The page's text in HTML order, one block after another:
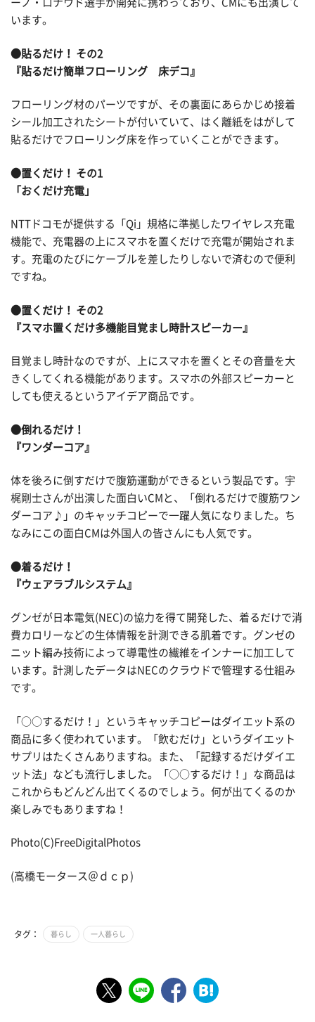
ーノ・ロナウド選手が開発に携わっており、CMにも出演して
います。
●貼るだけ！ その2
『貼るだけ簡単フローリング 床デコ』
フローリング材のパーツですが、その裏面にあらかじめ接着
シール加工されたシートが付いていて、はく離紙をはがして
貼るだけでフローリング床を作っていくことができます。
●置くだけ！ その1
「おくだけ充電」
NTTドコモが提供する「Qi」規格に準拠したワイヤレス充電
機能で、充電器の上にスマホを置くだけで充電が開始されま
す。充電のたびにケーブルを差したりしないで済むので便利
ですね。
●置くだけ！ その2
『スマホ置くだけ多機能目覚まし時計スピーカー』
目覚まし時計なのですが、上にスマホを置くとその音量を大
きくしてくれる機能があります。スマホの外部スピーカーと
しても使えるというアイデア商品です。
●倒れるだけ！
『ワンダーコア』
体を後ろに倒すだけで腹筋運動ができるという製品です。宇
梶剛士さんが出演した面白いCMと、「倒れるだけで腹筋ワン
ダーコア♪」のキャッチコピーで一躍人気になりました。ち
なみにこの面白CMは外国人の皆さんにも人気です。
●着るだけ！
『ウェアラブルシステム』
グンゼが日本電気(NEC)の協力を得て開発した、着るだけで消
費カロリーなどの生体情報を計測できる肌着です。グンゼの
ニット編み技術によって導電性の繊維をインナーに加工して
います。計測したデータはNECのクラウドで管理する仕組み
です。
「○○するだけ！」というキャッチコピーはダイエット系の
商品に多く使われています。「飲むだけ」というダイエット
サプリはたくさんありますね。また、「記録するだけダイエ
ット法」なども流行しました。「○○するだけ！」な商品は
これからもどんどん出てくるのでしょう。何が出てくるのか
楽しみでもありますね！
Photo(C)FreeDigitalPhotos
(高橋モータース＠ｄｃｐ)
タグ： 暮らし 一人暮らし